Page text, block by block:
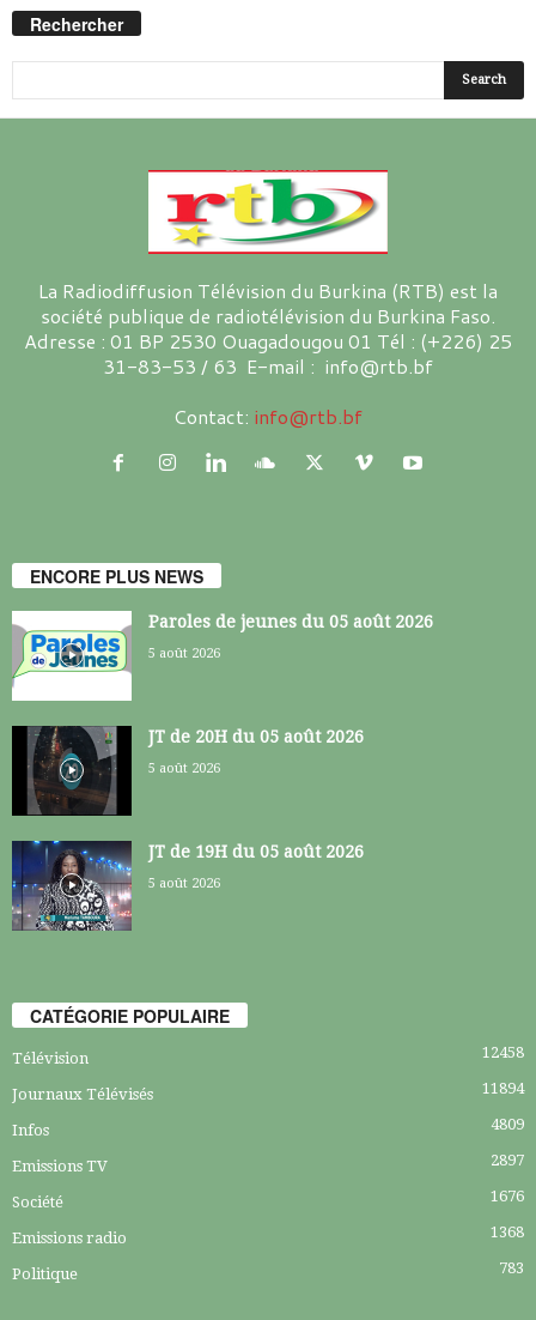
Rechercher
La Radiodiffusion Télévision du Burkina (RTB) est la
société publique de radiotélévision du Burkina Faso.
Adresse : 01 BP 2530 Ouagadougou 01 Tél : (+226) 25
31-83-53 / 63 E-mail : info@rtb.bf
Contact: info@rtb.bf
ENCORE PLUS NEWS
Paroles de jeunes du 05 août 2026
5 août 2026
JT de 20H du 05 août 2026
5 août 2026
JT de 19H du 05 août 2026
5 août 2026
CATÉGORIE POPULAIRE
Télévision 12458
Journaux Télévisés 11894
Infos 4809
Emissions TV 2897
Société 1676
Emissions radio 1368
Politique 783